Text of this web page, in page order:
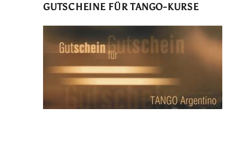
GUTSCHEINE FÜR TANGO-KURSE